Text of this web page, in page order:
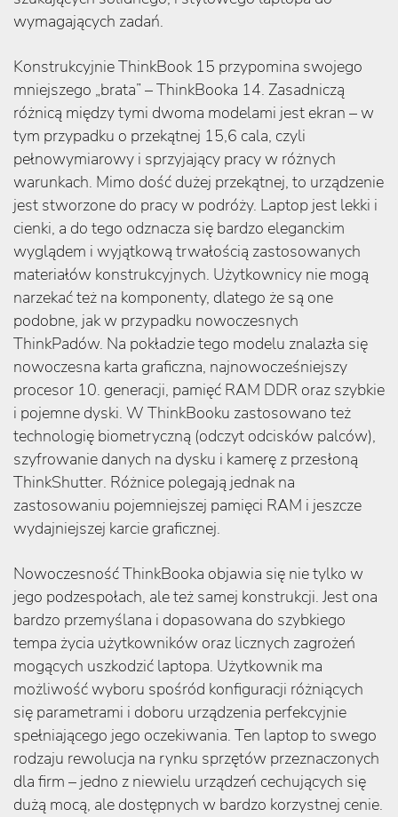
wymagających zadań.
Konstrukcyjnie ThinkBook 15 przypomina swojego
mniejszego „brata” – ThinkBooka 14. Zasadniczą
różnicą między tymi dwoma modelami jest ekran – w
tym przypadku o przekątnej 15,6 cala, czyli
pełnowymiarowy i sprzyjający pracy w różnych
warunkach. Mimo dość dużej przekątnej, to urządzenie
jest stworzone do pracy w podróży. Laptop jest lekki i
cienki, a do tego odznacza się bardzo eleganckim
wyglądem i wyjątkową trwałością zastosowanych
materiałów konstrukcyjnych. Użytkownicy nie mogą
narzekać też na komponenty, dlatego że są one
podobne, jak w przypadku nowoczesnych
ThinkPadów. Na pokładzie tego modelu znalazła się
nowoczesna karta graficzna, najnowocześniejszy
procesor 10. generacji, pamięć RAM DDR oraz szybkie
i pojemne dyski. W ThinkBooku zastosowano też
technologię biometryczną (odczyt odcisków palców),
szyfrowanie danych na dysku i kamerę z przesłoną
ThinkShutter. Różnice polegają jednak na
zastosowaniu pojemniejszej pamięci RAM i jeszcze
wydajniejszej karcie graficznej.
Nowoczesność ThinkBooka objawia się nie tylko w
jego podzespołach, ale też samej konstrukcji. Jest ona
bardzo przemyślana i dopasowana do szybkiego
tempa życia użytkowników oraz licznych zagrożeń
mogących uszkodzić laptopa. Użytkownik ma
możliwość wyboru spośród konfiguracji różniących
się parametrami i doboru urządzenia perfekcyjnie
spełniającego jego oczekiwania. Ten laptop to swego
rodzaju rewolucja na rynku sprzętów przeznaczonych
dla firm – jedno z niewielu urządzeń cechujących się
dużą mocą, ale dostępnych w bardzo korzystnej cenie.